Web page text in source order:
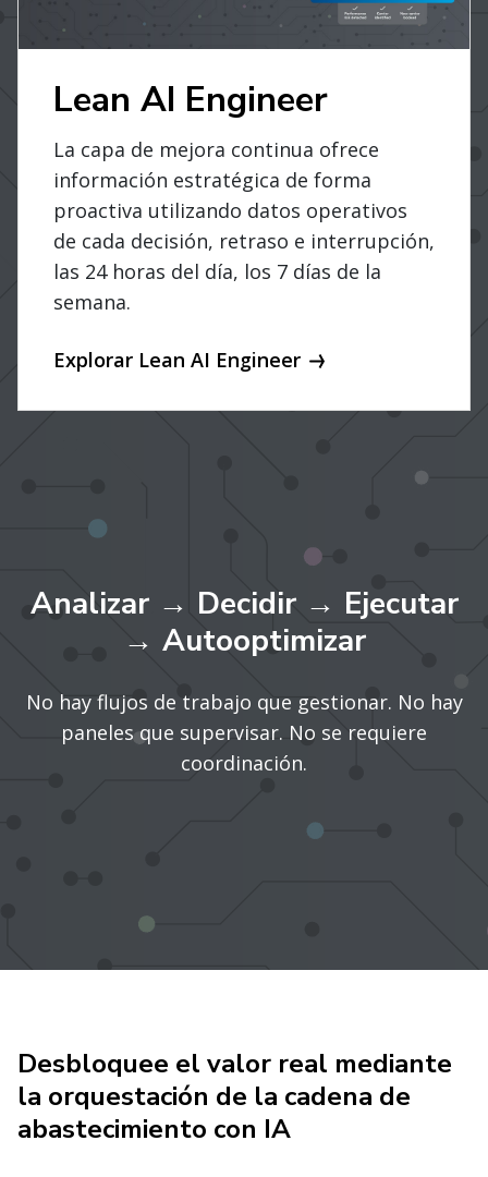
Lean AI Engineer
La capa de mejora continua ofrece
información estratégica de forma
proactiva utilizando datos operativos
de cada decisión, retraso e interrupción,
las 24 horas del día, los 7 días de la
semana.
Explorar Lean AI Engineer
Analizar → Decidir → Ejecutar
→ Autooptimizar
No hay flujos de trabajo que gestionar. No hay
paneles que supervisar. No se requiere
coordinación.
Desbloquee el valor real mediante
la orquestación de la cadena de
abastecimiento con IA